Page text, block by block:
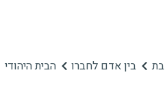
בין אדם לחברו הבית היהודי